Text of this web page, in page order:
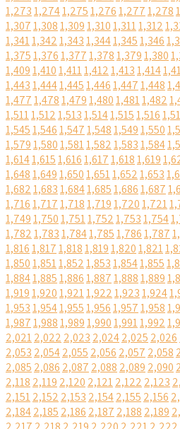
1,2731,2741,2751,2761,2771,278
1,3071,3081,3091,3101,3111,312
1,3411,3421,3431,3441,3451,346
1,3751,3761,3771,3781,3791,380
1,4091,4101,4111,4121,4131,414
1,4431,4441,4451,4461,4471,448
1,4771,4781,4791,4801,4811,482
1,5111,5121,5131,5141,5151,516
1,5451,5461,5471,5481,5491,550
1,5791,5801,5811,5821,5831,584
1,6141,6151,6161,6171,6181,619
1,6481,6491,6501,6511,6521,653
1,6821,6831,6841,6851,6861,687
1,7161,7171,7181,7191,7201,721
1,7491,7501,7511,7521,7531,754
1,7821,7831,7841,7851,7861,787
1,8161,8171,8181,8191,8201,821
1,8501,8511,8521,8531,8541,855
1,8841,8851,8861,8871,8881,889
1,9191,9201,9211,9221,9231,924
1,9531,9541,9551,9561,9571,958
1,9871,9881,9891,9901,9911,992
2,0212,022 2,023 2,0242,025 2,026
2,053 2,0542,055 2,056 2,057 2,058
2,085 2,086 2,087 2,088 2,089 2,090
2,118 2,119 2,120 2,1212,122 2,123
2,1512,152 2,153 2,1542,155 2,156
2,1842,185 2,186 2,187 2,188 2,189